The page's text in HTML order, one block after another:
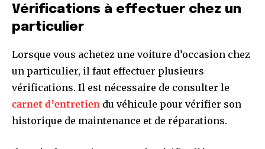
Vérifications à effectuer chez un
particulier
Lorsque vous achetez une voiture d’occasion chez
un particulier, il faut effectuer plusieurs
vérifications. Il est nécessaire de consulter le
carnet d’entretien du véhicule pour vérifier son
historique de maintenance et de réparations.